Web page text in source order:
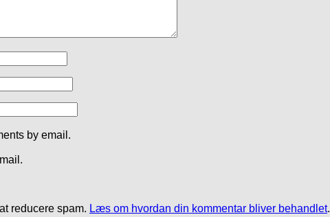
by email.
reducere spam. Læs om hvordan din kommentar bliver behandlet.